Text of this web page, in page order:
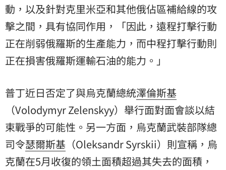
動，以及針對克里米亞和其他俄佔區補給線的攻
擊之間，具有協同作用，「因此，遠程打擊行動
正在削弱俄羅斯的生產能力，而中程打擊行動則
正在損害俄羅斯運輸石油的能力。」
普丁近日否定了與烏克蘭總統澤倫斯基
（Volodymyr Zelenskyy）舉行面對面會談以結
束戰爭的可能性。另一方面，烏克蘭武裝部隊總
司令瑟爾斯基 （Oleksandr Syrskii）則宣稱，烏
克蘭在5月收復的領土面積超過其失去的面積，